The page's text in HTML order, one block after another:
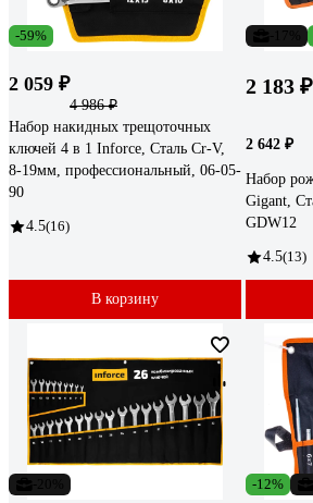
-59%
2 059 ₽
4 986 ₽
Набор накидных трещоточных
ключей 4 в 1 Inforce, Сталь Cr-V,
8-19мм, профессиональный, 06-05-
90
4.5(16)
В корзину
2 183 ₽
2 642 ₽
Набор
Gigant,
GDW12
4.5(13)
-12%